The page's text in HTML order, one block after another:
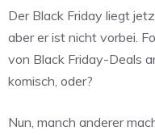
Der Black Friday liegt
aber er ist nicht vorbei.
von Black Friday-Deals
komisch, oder?
Nun, manch anderer